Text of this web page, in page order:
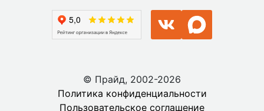
© Прайд, 2002-2026
Политика конфиденциальности
Пользовательское соглашение